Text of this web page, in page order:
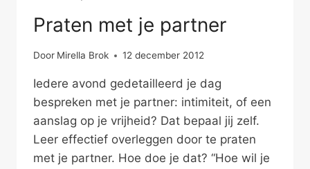
Praten met je partner
Door Mirella Brok 12 december 2012
Iedere avond gedetailleerd je dag
bespreken met je partner: intimiteit, of een
aanslag op je vrijheid? Dat bepaal jij zelf.
Leer effectief overleggen door te praten
met je partner. Hoe doe je dat? “Hoe wil je